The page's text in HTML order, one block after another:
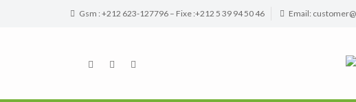
Gsm : +212 623-127796 – Fixe :+212 5 39 94 50 46 Email: